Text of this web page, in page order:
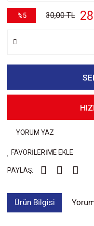
%5 30,00 TL
YORUM YAZ
FAVORİLERİME EKLE
PAYLAŞ:
Ürün Bilgisi